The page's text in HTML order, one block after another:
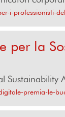
i-professionisti-
per la
premia-le-